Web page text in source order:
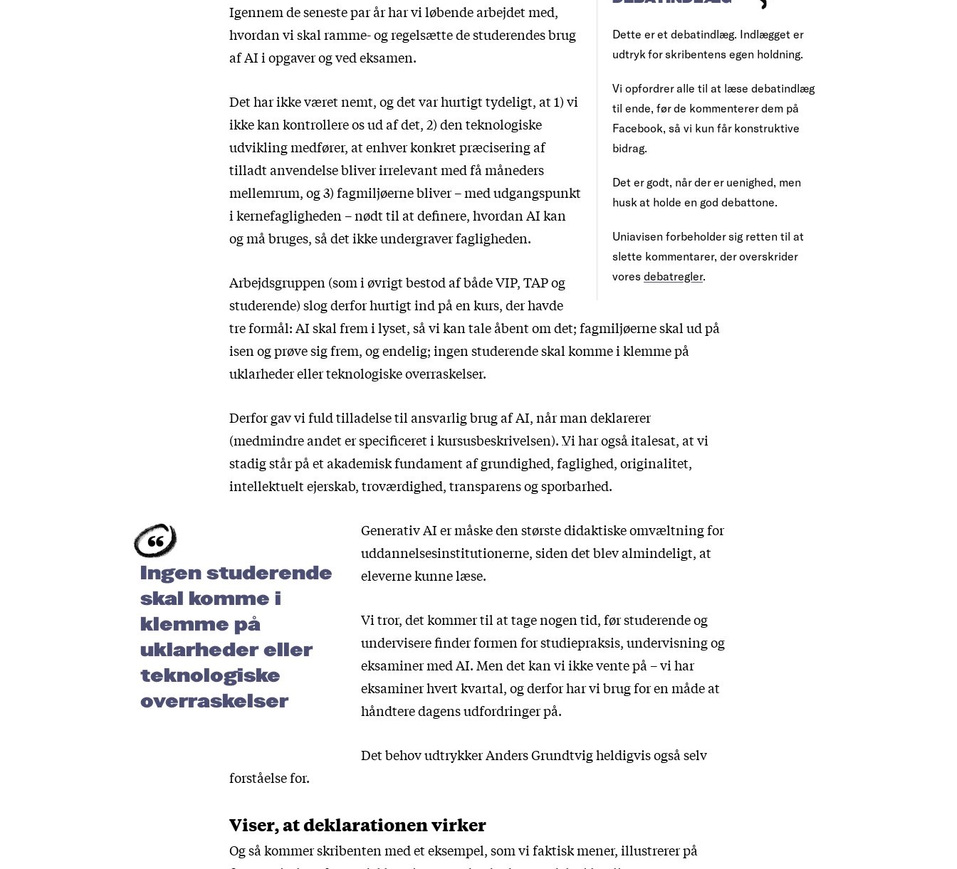
Dette er et debatindlæg. Indlægget er
udtryk for skribentens egen holdning.
Vi opfordrer alle til at læse debatindlæg
til ende, før de kommenterer dem på
Facebook, så vi kun får konstruktive
bidrag.
Det er godt, når der er uenighed, men
husk at holde en god debattone.
Uniavisen forbeholder sig retten til at
slette kommentarer, der overskrider
vores debatregler.
Igennem de seneste par år har vi løbende arbejdet med,
hvordan vi skal ramme- og regelsætte de studerendes brug
af AI i opgaver og ved eksamen.
Det har ikke været nemt, og det var hurtigt tydeligt, at 1) vi
ikke kan kontrollere os ud af det, 2) den teknologiske
udvikling medfører, at enhver konkret præcisering af
tilladt anvendelse bliver irrelevant med få måneders
mellemrum, og 3) fagmiljøerne bliver – med udgangspunkt
i kernefagligheden – nødt til at definere, hvordan AI kan
og må bruges, så det ikke undergraver fagligheden.
Arbejdsgruppen (som i øvrigt bestod af både VIP, TAP og
studerende) slog derfor hurtigt ind på en kurs, der havde
tre formål: AI skal frem i lyset, så vi kan tale åbent om det; fagmiljøerne skal ud på
isen og prøve sig frem, og endelig; ingen studerende skal komme i klemme på
uklarheder eller teknologiske overraskelser.
Derfor gav vi fuld tilladelse til ansvarlig brug af AI, når man deklarerer
(medmindre andet er specificeret i kursusbeskrivelsen).Vi har også italesat, at vi
stadig står på et akademisk fundament af grundighed, faglighed, originalitet,
intellektuelt ejerskab, troværdighed, transparens og sporbarhed.
Ingen studerende
skal komme i
klemme på
uklarheder eller
teknologiske
overraskelser
Generativ AI er måske den største didaktiske omvæltning for
uddannelsesinstitutionerne, siden det blev almindeligt, at
eleverne kunne læse.
Vi tror, det kommer til at tage nogen tid, før studerende og
undervisere finder formen for studiepraksis, undervisning og
eksaminer med AI. Men det kan vi ikke vente på – vi har
eksaminer hvert kvartal, og derfor har vi brug for en måde at
håndtere dagens udfordringer på.
Det behov udtrykker Anders Grundtvig heldigvis også selv
forståelse for.
Viser, at deklarationen virker
Og så kommer skribenten med et eksempel, som vi faktisk mener, illustrerer på